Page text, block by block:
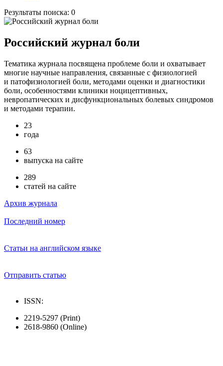
Результаты поиска: 0
Российский журнал боли
Тематика журнала посвящена проблеме боли и охватывает
многие научные направления, связанные с физиологией
и патофизиологией боли, методами оценки и диагностики
боли, особенностями клиники ноцицептивных,
невропатических и дисфункциональных болевых синдромов
и методами терапии.
23
года
63
выпуска на сайте
289
статей на сайте
Архив журнала
Последний номер
Статьи на английском языке
Отправить статью
ISSN:
2219-5297 (Print)
2618-9860 (Online)